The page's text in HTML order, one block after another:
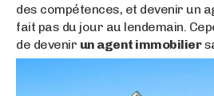
des compétences, et devenir un
fait pas du jour au lendemain.
de devenir un agent immobilier